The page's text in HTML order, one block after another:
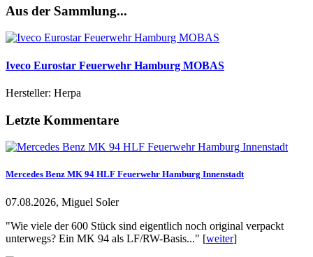
Aus der Sammlung...
Iveco Eurostar Feuerwehr Hamburg MOBAS
Hersteller: Herpa
Letzte Kommentare
Mercedes Benz MK 94 HLF Feuerwehr Hamburg Innenstadt
07.08.2026, Miguel Soler
"Wie viele der 600 Stück sind eigentlich noch original verpackt
unterwegs? Ein MK 94 als LF/RW-Basis..." [weiter]